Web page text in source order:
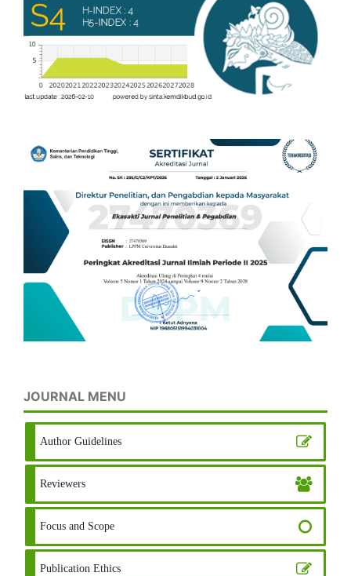
JOURNAL MENU
Author Guidelines
Reviewers
Focus and Scope
Publication Ethics